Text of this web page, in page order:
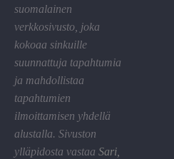
suomalainen
verkkosivusto, joka
kokoaa sinkuille
suunnattuja tapahtumia
ja mahdollistaa
tapahtumien
ilmoittamisen yhdellä
alustalla. Sivuston
ylläpidosta vastaa Sari